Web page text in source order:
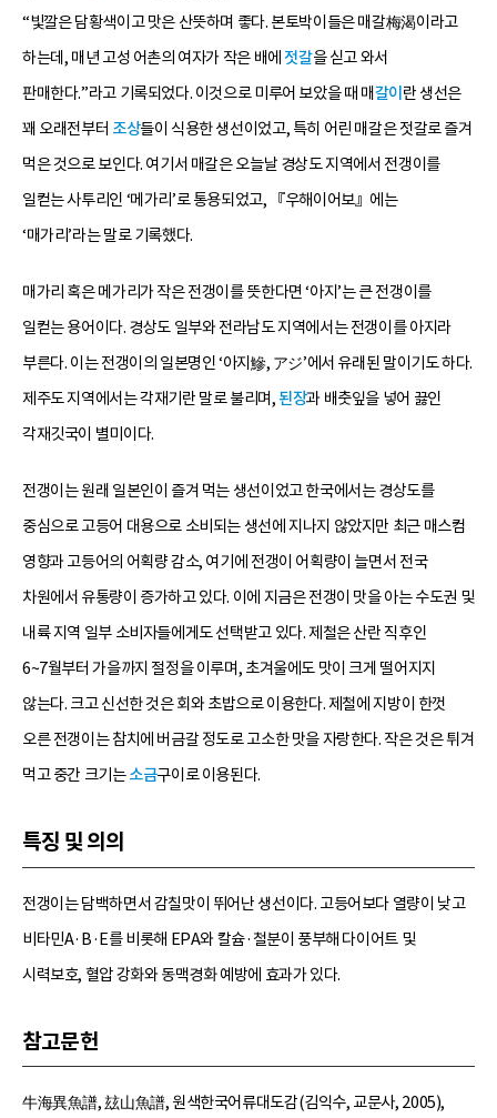
“빛깔은 담황색이고 맛은 산뜻하며 좋다. 본토박이들은 매갈梅渴이라고
하는데, 매년 고성 어촌의 여자가 작은 배에젓갈을 싣고 와서
판매한다.”라고 기록되었다. 이것으로 미루어 보았을 때 매갈이 란 생선은
꽤 오래전부터 조상들이 식용한 생선이었고, 특히 어린 매갈은 젓갈로 즐겨
먹은 것으로 보인다. 여기서 매갈은 오늘날 경상도 지역에서 전갱이를
일컫는 사투리인 ‘메가리’로 통용되었고, 『우해이어보』에는
‘매가리’라는 말로 기록했다.
매가리 혹은 메가리가 작은 전갱이를 뜻한다면 ‘아지’는 큰 전갱이를
일컫는 용어이다. 경상도 일부와 전라남도 지역에서는 전갱이를 아지라
부른다. 이는 전갱이의 일본명인 ‘아지鰺, アジ’에서 유래된 말이기도 하다.
제주도 지역에서는 각재기란 말로 불리며,된장과 배춧잎을 넣어 끓인
각재깃국이 별미이다.
전갱이는 원래 일본인이 즐겨 먹는 생선이었고 한국에서는 경상도를
중심으로 고등어 대용으로 소비되는 생선에 지나지 않았지만 최근 매스컴
영향과 고등어의 어획량 감소, 여기에 전갱이 어획량이 늘면서 전국
차원에서 유통량이 증가하고 있다. 이에 지금은 전갱이 맛을 아는 수도권 및
내륙 지역 일부 소비자들에게도 선택받고 있다. 제철은 산란 직후인
6~7월부터 가을까지 절정을 이루며, 초겨울에도 맛이 크게 떨어지지
않는다. 크고 신선한 것은 회와 초밥으로 이용한다. 제철에 지방이 한껏
오른 전갱이는 참치에 버금갈 정도로 고소한 맛을 자랑한다. 작은 것은 튀겨
먹고 중간 크기는소금구이로 이용된다.
특징 및 의의
전갱이는 담백하면서 감칠맛이 뛰어난 생선이다. 고등어보다 열량이 낮고
비타민A·B·E를 비롯해 EPA와 칼슘·철분이 풍부해 다이어트 및
시력보호, 혈압 강화와 동맥경화 예방에 효과가 있다.
참고문헌
牛海異魚譜, 玆山魚譜, 원색한국어류대도감(김익수, 교문사, 2005),